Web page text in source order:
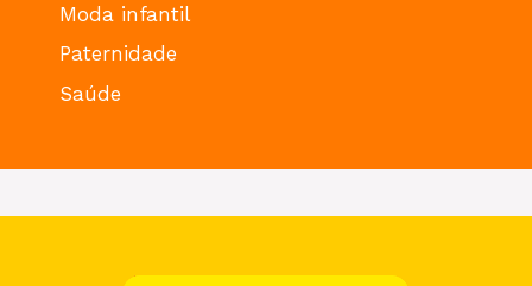
Moda infantil
Paternidade
Saúde